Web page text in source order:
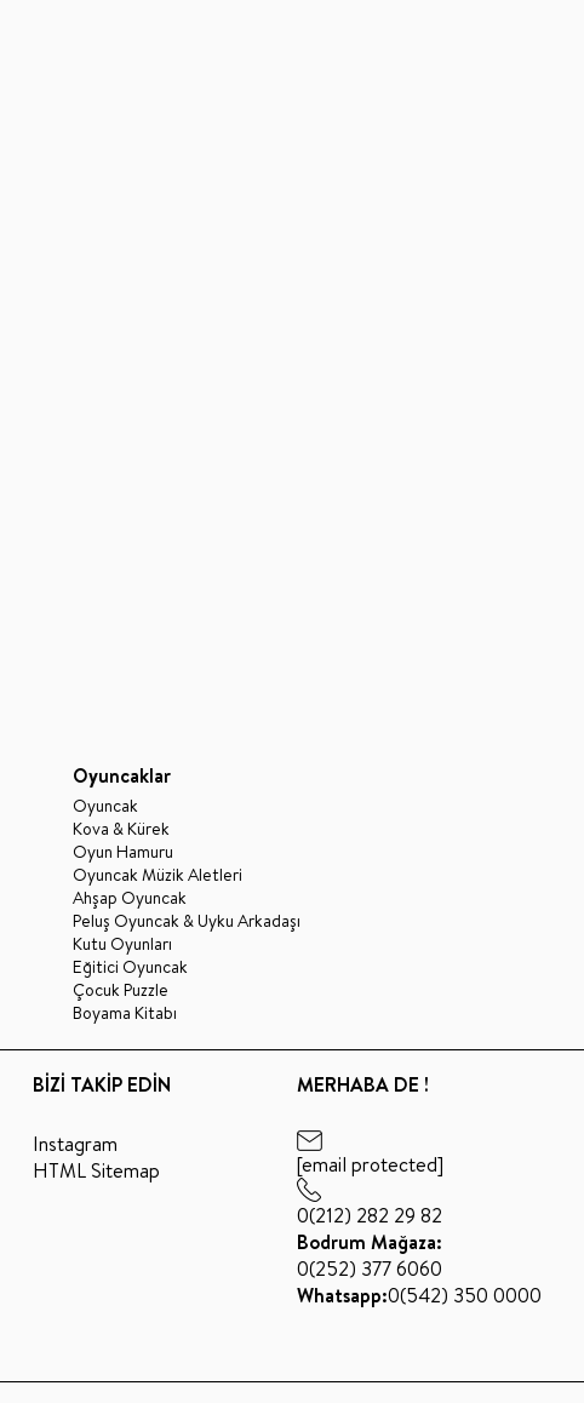
Oyuncaklar
Oyuncak
Kova & Kürek
Oyun Hamuru
Oyuncak Müzik Aletleri
Ahşap Oyuncak
Peluş Oyuncak & Uyku Arkadaşı
Kutu Oyunları
Eğitici Oyuncak
Çocuk Puzzle
Boyama Kitabı
BİZİ TAKİP EDİN
Instagram
HTML Sitemap
MERHABA DE !
[email protected]
0(212) 282 29 82
Bodrum Mağaza:
0(252) 377 6060
Whatsapp:0(542) 350 0000